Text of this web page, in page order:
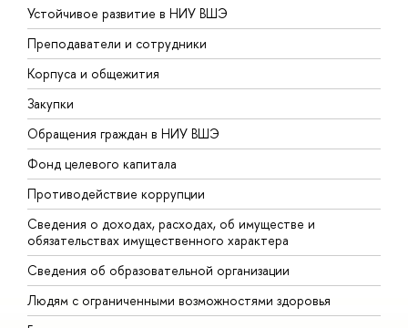
Устойчивое развитие в НИУ ВШЭ
Преподаватели и сотрудники
Корпуса и общежития
Закупки
Обращения граждан в НИУ ВШЭ
Фонд целевого капитала
Противодействие коррупции
Сведения о доходах, расходах, об имуществе и
обязательствах имущественного характера
Сведения об образовательной организации
Людям с ограниченными возможностями здоровья